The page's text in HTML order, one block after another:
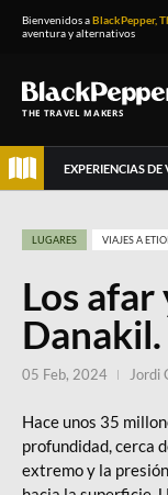
Bienvenidos aBlackPepper,
aventura y alternativos
THE TRAVEL MAKERS
EXPERIENCIAS DE
Los
Danakil.
LUGARES VIAJES A
Hace unos 35
profundidad, cerca
extremo y la
05 Feb, 2024 Jordi